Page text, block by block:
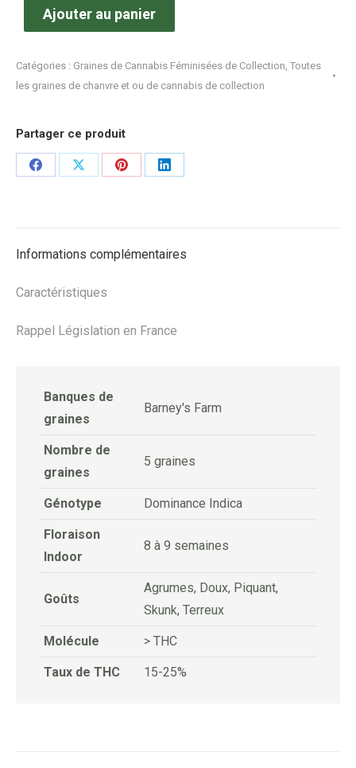
Ajouter au panier
Catégories : Graines de Cannabis Féminisées de Collection, Toutes
les graines de chanvre et ou de cannabis de collection
Partager ce produit
Share
Share
Share
Share
Informations complémentaires
Caractéristiques
Rappel Législation en France
Banques de
graines
Barney's Farm
Nombre de
graines
5 graines
Génotype Dominance Indica
Floraison
Indoor
8 à 9 semaines
Goûts
Agrumes, Doux, Piquant,
Skunk, Terreux
Molécule > THC
Taux de THC 15-25%